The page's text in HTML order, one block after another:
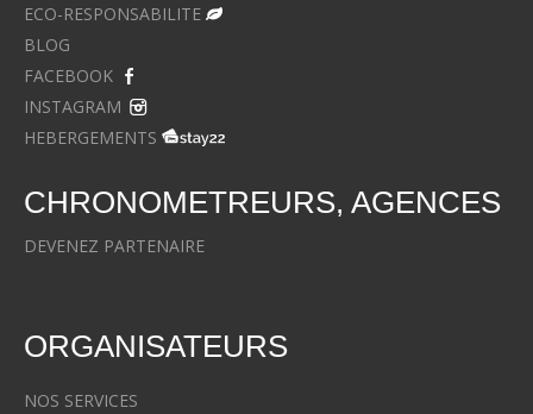
ECO-RESPONSABILITE
BLOG
FACEBOOK
INSTAGRAM
HEBERGEMENTS
CHRONOMETREURS, AGENCES
DEVENEZ PARTENAIRE
ORGANISATEURS
NOS SERVICES